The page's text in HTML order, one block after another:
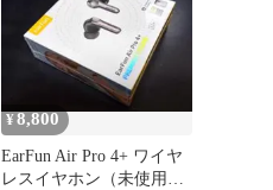
¥8,800
EarFun Air Pro 4+ ワイヤ
レスイヤホン（未使用・